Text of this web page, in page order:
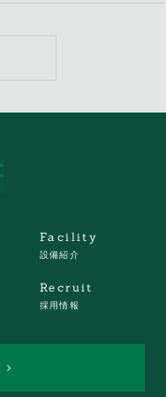
Facility
設備紹介
Recruit
採用情報